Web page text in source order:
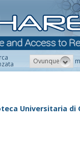
Ovunque
Universitaria